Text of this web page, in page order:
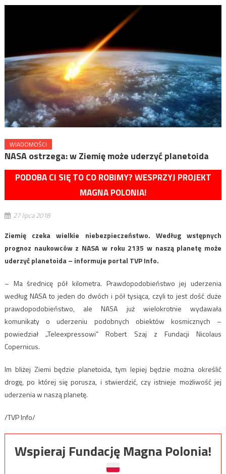
WIADOMOŚCI
NASA ostrzega: w Ziemię może uderzyć planetoida
PODOBA CI SIĘ TO CO ROBIMY? WESPRZYJ PROJEKT
MAGNA POLONIA!
27 lipca 2018
Ziemię czeka wielkie niebezpieczeństwo. Według wstępnych
prognoz naukowców z NASA w roku 2135 w naszą planetę może
uderzyć planetoida – informuje portal TVP Info.
– Ma średnicę pół kilometra. Prawdopodobieństwo jej uderzenia
według NASA to jeden do dwóch i pół tysiąca, czyli to jest dość duże
prawdopodobieństwo, ale NASA już wielokrotnie wydawała
komunikaty o uderzeniu podobnych obiektów kosmicznych –
powiedział „Teleexpressowi” Robert Szaj z Fundacji Nicolaus
Copernicus.
Im bliżej Ziemi będzie planetoida, tym lepiej będzie można określić
drogę, po której się porusza, i stwierdzić, czy istnieje możliwość jej
uderzenia w naszą planetę.
/TVP Info/
Wspieraj Fundację Magna Polonia!